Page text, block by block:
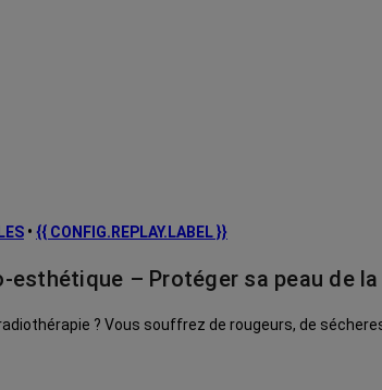
• {{ CONFIG.REPLAY.LABEL }}
esthétique – Protéger sa peau de
? Vous souffrez de rougeurs, de